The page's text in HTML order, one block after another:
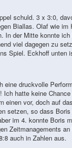
schuld. 3 x 3:0,
Biallas. Olaf wie
In der Mitte konnte
viel dagegen zu
Spiel. Eckhoff
eine druckvolle
Ich hatte keine
einen vor, doch auf
setzen, so dass
im 4. konnte Boris
Zeitmanagements
auch in Zahlen aus.